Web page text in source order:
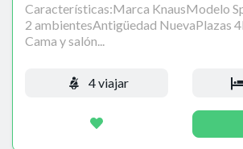
Características:Marca KnausModelo
2 ambientesAntigüedad NuevaPlazas
Cama y salón...
4 viajar